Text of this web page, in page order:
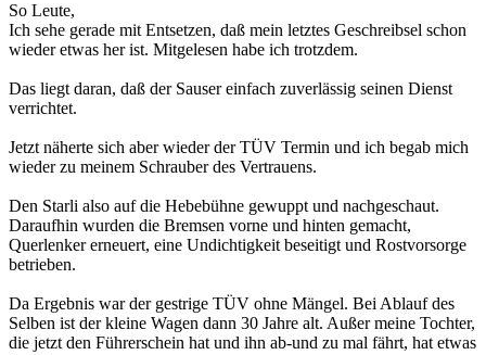
So Leute,
Ich sehe gerade mit Entsetzen, daß mein letztes Geschreibsel schon
wieder etwas her ist. Mitgelesen habe ich trotzdem.
Das liegt daran, daß der Sauser einfach zuverlässig seinen Dienst
verrichtet.
Jetzt näherte sich aber wieder der TÜV Termin und ich begab mich
wieder zu meinem Schrauber des Vertrauens.
Den Starli also auf die Hebebühne gewuppt und nachgeschaut.
Daraufhin wurden die Bremsen vorne und hinten gemacht,
Querlenker erneuert, eine Undichtigkeit beseitigt und Rostvorsorge
betrieben.
Da Ergebnis war der gestrige TÜV ohne Mängel. Bei Ablauf des
Selben ist der kleine Wagen dann 30 Jahre alt. Außer meine Tochter,
die jetzt den Führerschein hat und ihn ab-und zu mal fährt, hat etwas